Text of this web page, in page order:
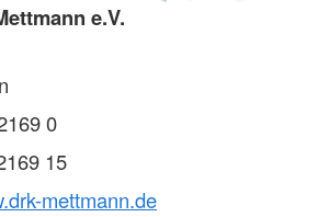
e.V.
0
15
mettmann.de